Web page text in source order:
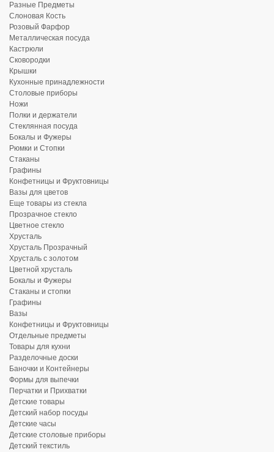
Разные Предметы
Слоновая Кость
Розовый Фарфор
Металлическая посуда
Кастрюли
Сковородки
Крышки
Кухонные принадлежности
Столовые приборы
Ножи
Полки и держатели
Стеклянная посуда
Бокалы и Фужеры
Рюмки и Стопки
Стаканы
Графины
Конфетницы и Фруктовницы
Вазы для цветов
Еще товары из стекла
Прозрачное стекло
Цветное стекло
Хрусталь
Хрусталь Прозрачный
Хрусталь с золотом
Цветной хрусталь
Бокалы и Фужеры
Стаканы и стопки
Графины
Вазы
Конфетницы и Фруктовницы
Отдельные предметы
Товары для кухни
Разделочные доски
Баночки и Контейнеры
Формы для выпечки
Перчатки и Прихватки
Детские товары
Детский набор посуды
Детские часы
Детские столовые приборы
Детский текстиль